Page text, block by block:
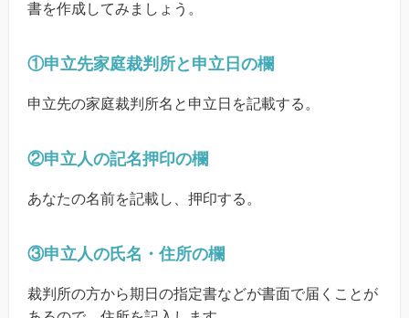
書を作成してみましょう。
①申立先家庭裁判所と申立日の欄
申立先の家庭裁判所名と申立日を記載する。
②申立人の記名押印の欄
あなたの名前を記載し、押印する。
③申立人の氏名・住所の欄
裁判所の方から期日の指定書などが書面で届くことが